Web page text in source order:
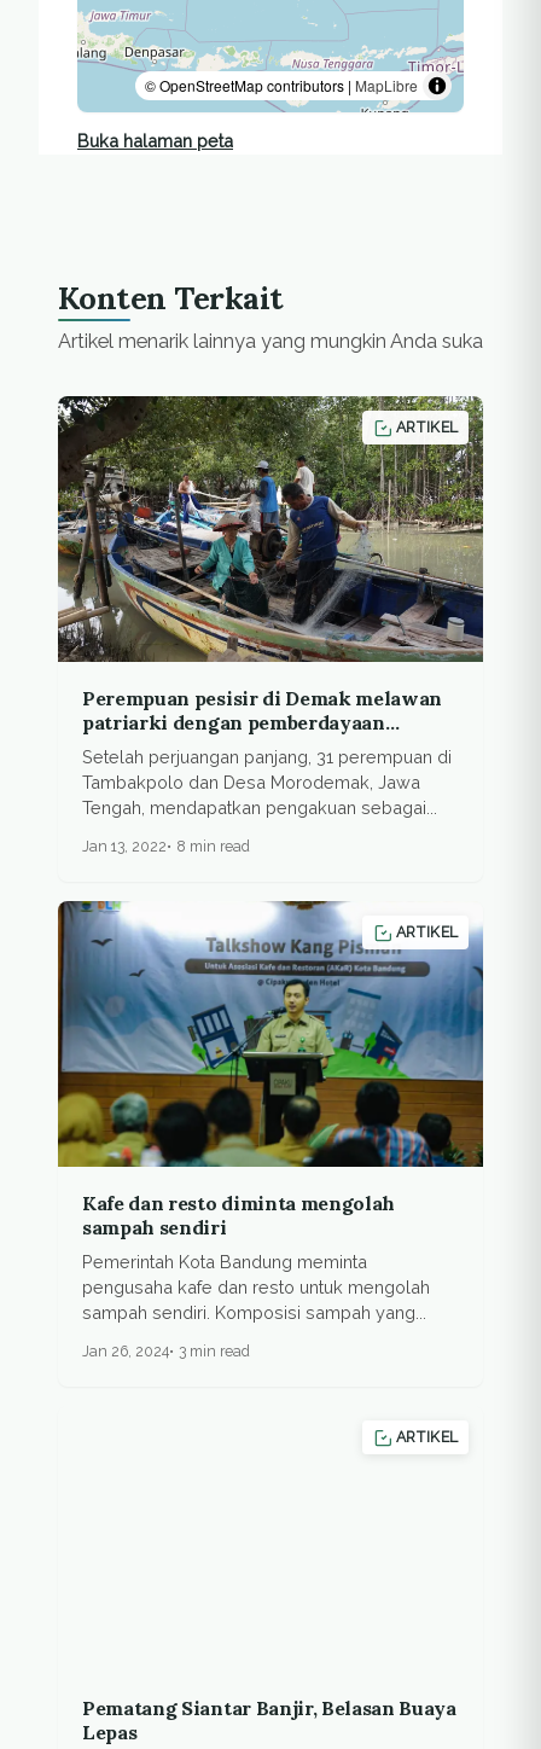
© OpenStreetMap contributors | MapLibre
Buka halaman peta
Konten Terkait
Artikel menarik lainnya yang mungkin Anda suka
ARTIKEL
Perempuan pesisir di Demak melawan
patriarki dengan pemberdayaan
ekonomi
Setelah perjuangan panjang, 31 perempuan di
Tambakpolo dan Desa Morodemak, Jawa
Tengah, mendapatkan pengakuan sebagai...
Jan 13, 2022 8 min read
ARTIKEL
Kafe dan resto diminta mengolah
sampah sendiri
Pemerintah Kota Bandung meminta
pengusaha kafe dan resto untuk mengolah
sampah sendiri. Komposisi sampah yang...
Jan 26, 2024 3 min read
ARTIKEL
Pematang Siantar Banjir, Belasan Buaya
Lepas